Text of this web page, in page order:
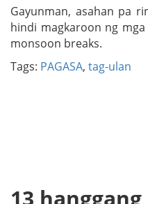
Gayunman, asahan pa
hindi magkaroon ng
monsoon breaks.
Tags: PAGASA, tag-ulan
13